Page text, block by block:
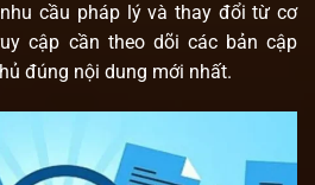
cầu pháp lý và thay đổi từ cơ
cập cần theo dõi các bản cập
đúng nội dung mới nhất.